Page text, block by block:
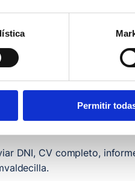
Permitir
meses con el objetivo de
y con dependencia
materia de vacunas que
durante la
almacenamiento y
relacionadas con las
DNI, CV completo,